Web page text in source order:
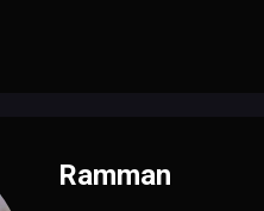
Ramman